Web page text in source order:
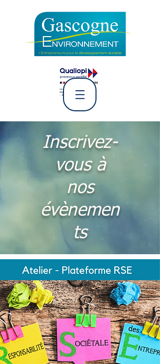
L' Association Gascogne
Environnement
Inscrivez-
vous à
nos
évènemen
ts